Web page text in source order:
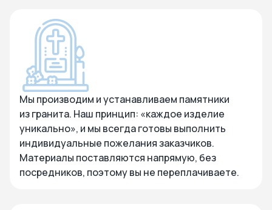
Мы производим и устанавливаем памятники
из гранита. Наш принцип: «каждое изделие
уникально», и мы всегда готовы выполнить
индивидуальные пожелания заказчиков.
Материалы поставляются напрямую, без
посредников, поэтому вы не переплачиваете.